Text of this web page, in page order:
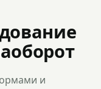
и